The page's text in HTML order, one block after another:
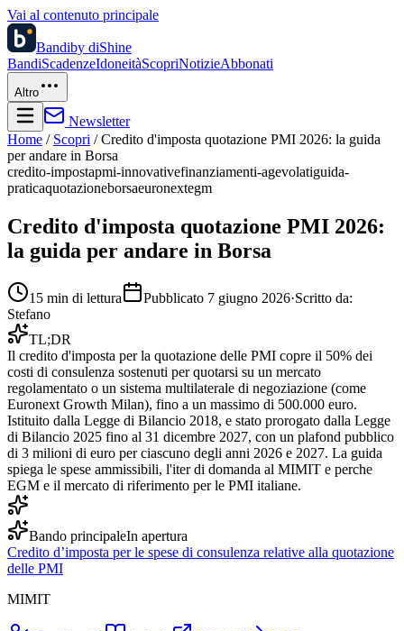
Vai al contenuto principale
Bandiby diShine
BandiScadenzeIdoneitàScopriNotizieAbbonati
Altro
Newsletter
Home / Scopri / Credito d'imposta quotazione PMI 2026: la guida
per andare in Borsa
credito-impostapmi-innovativefinanziamenti-agevolatiguida-
praticaquotazioneborsaeuronextegm
Credito d'imposta quotazione PMI 2026:
la guida per andare in Borsa
15 min di lettura Pubblicato 7 giugno 2026·Scritto da:
Stefano
TL;DR
Il credito d'imposta per la quotazione delle PMI copre il 50% dei
costi di consulenza sostenuti per quotarsi su un mercato
regolamentato o un sistema multilaterale di negoziazione (come
Euronext Growth Milan), fino a un massimo di 500.000 euro.
Istituito dalla Legge di Bilancio 2018, e stato prorogato dalla Legge
di Bilancio 2025 fino al 31 dicembre 2027, con un plafond pubblico
di 3 milioni di euro per ciascuno degli anni 2026 e 2027. La guida
spiega le spese ammissibili, l'iter di domanda al MIMIT e perche
EGM e il mercato di riferimento per le PMI italiane.
Bando principaleIn apertura
Credito d’imposta per le spese di consulenza relative alla quotazione
delle PMI
MIMIT